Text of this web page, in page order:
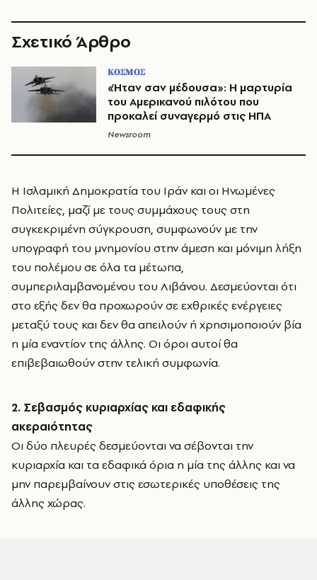
Σχετικό Άρθρο
ΚΟΣΜΟΣ
«Ήταν σαν μέδουσα»: Η μαρτυρία
του Αμερικανού πιλότου που
προκαλεί συναγερμό στις ΗΠΑ
Newsroom
Η Ισλαμική Δημοκρατία του Ιράν και οι Ηνωμένες
Πολιτείες, μαζί με τους συμμάχους τους στη
συγκεκριμένη σύγκρουση, συμφωνούν με την
υπογραφή του μνημονίου στην άμεση και μόνιμη λήξη
του πολέμου σε όλα τα μέτωπα,
συμπεριλαμβανομένου του Λιβάνου. Δεσμεύονται ότι
στο εξής δεν θα προχωρούν σε εχθρικές ενέργειες
μεταξύ τους και δεν θα απειλούν ή χρησιμοποιούν βία
η μία εναντίον της άλλης. Οι όροι αυτοί θα
επιβεβαιωθούν στην τελική συμφωνία.
2. Σεβασμός κυριαρχίας και εδαφικής
ακεραιότητας
Οι δύο πλευρές δεσμεύονται να σέβονται την
κυριαρχία και τα εδαφικά όρια η μία της άλλης και να
μην παρεμβαίνουν στις εσωτερικές υποθέσεις της
άλλης χώρας.